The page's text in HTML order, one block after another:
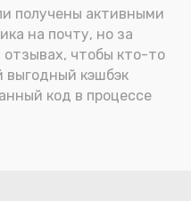
получены активными
на почту, но за
чтобы кто-то
выгодный кэшбэк
код в процессе